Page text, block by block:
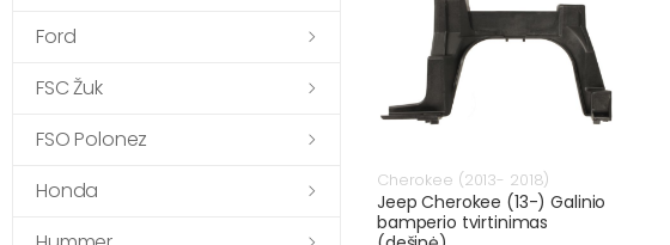
Ford
FSC Žuk
FSO Polonez
Honda
Cherokee (2013- 2018)
Jeep Cherokee (13-) Galinio
bamperio tvirtinimas